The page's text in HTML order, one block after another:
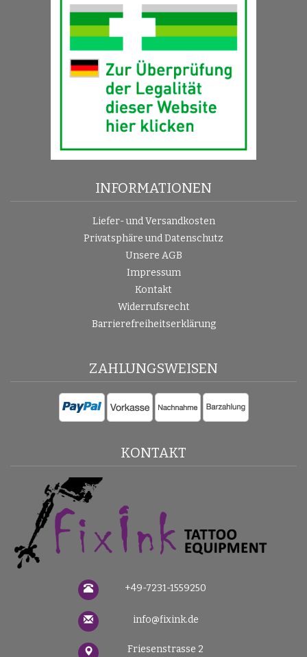
INFORMATIONEN
Liefer- und Versandkosten
Privatsphäre und Datenschutz
Unsere AGB
Impressum
Kontakt
Widerrufsrecht
Barrierefreiheitserklärung
ZAHLUNGSWEISEN
KONTAKT
+49-7231-1559250
info@fixink.de
Friesenstrasse 2